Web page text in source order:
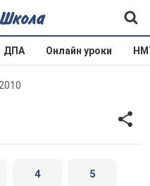
ДПА Онлайн уроки
4 5